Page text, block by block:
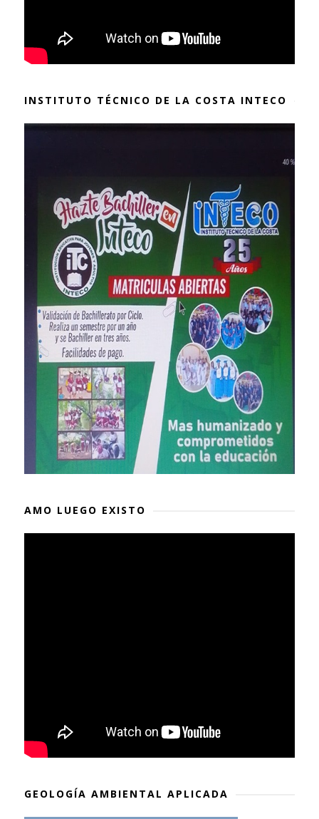
INSTITUTO TÉCNICO DE LA COSTA INTECO
AMO LUEGO EXISTO
GEOLOGÍA AMBIENTAL APLICADA